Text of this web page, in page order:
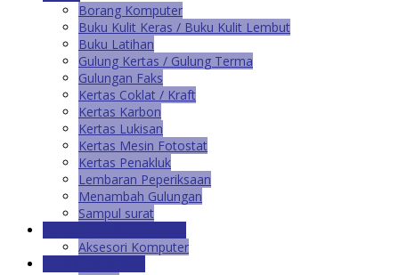
Borang Komputer
Buku Kulit Keras / Buku Kulit Lembut
Buku Latihan
Gulung Kertas / Gulung Terma
Gulungan Faks
Kertas Coklat / Kraft
Kertas Karbon
Kertas Lukisan
Kertas Mesin Fotostat
Kertas Penakluk
Lembaran Peperiksaan
Menambah Gulungan
Sampul surat
Aksesori Komputer